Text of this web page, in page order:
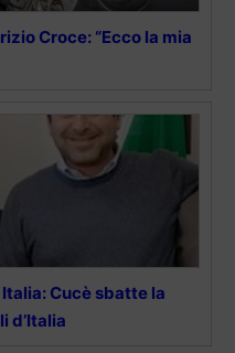
Croce: “Ecco la mia
Cucè sbatte la
d’Italia